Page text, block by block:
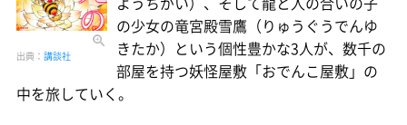
出典： 講談社
の少女の竜宮殿雪鷹（りゅうぐうでんゆ
きたか）という個性豊かな3人が、数千の
部屋を持つ妖怪屋敷「おでんこ屋敷」の
中を旅していく。